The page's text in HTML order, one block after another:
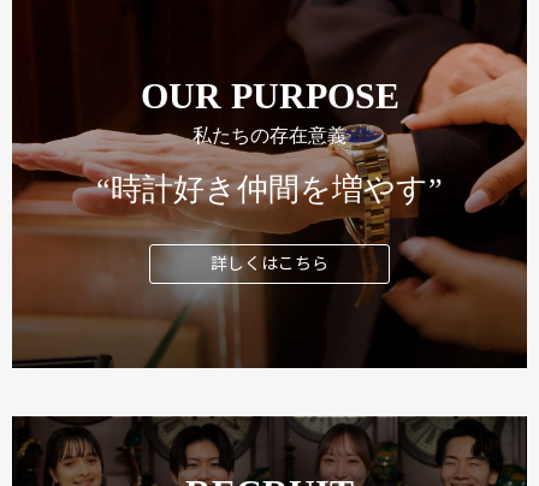
OUR PURPOSE
私たちの存在意義
“時計好き仲間を増やす”
詳しくはこちら